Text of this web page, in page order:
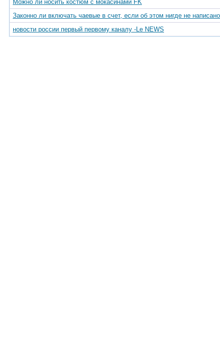
Можно ли носить костюм с мокасинами FK
Законно ли включать чаевые в счет, если об этом нигде не
новости россии первый первому каналу -Le NEWS